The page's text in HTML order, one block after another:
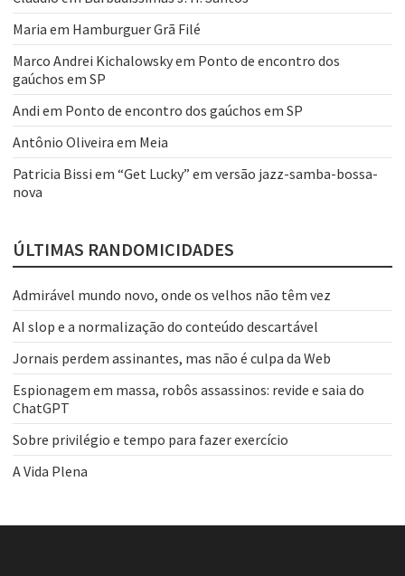
Maria em Hamburguer Grã Filé
Marco Andrei Kichalowskyem Ponto de encontro dos
gaúchos em SP
Andi em Ponto de encontro dos gaúchos em SP
Antônio Oliveira em Meia
Patricia Bissi em “Get Lucky” em versão jazz-samba-bossa-
nova
ÚLTIMAS RANDOMICIDADES
Admirável mundo novo, onde os velhos não têm vez
AI slop e a normalização do conteúdo descartável
Jornais perdem assinantes, mas não é culpa da Web
Espionagem em massa, robôs assassinos: revide e saia do
ChatGPT
Sobre privilégio e tempo para fazer exercício
A Vida Plena